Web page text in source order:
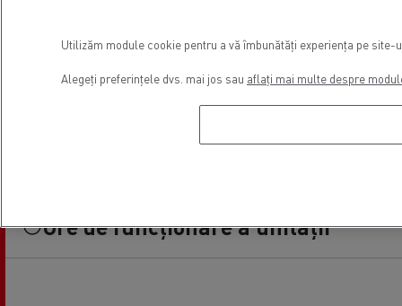
Ore de funcționare a unității
Utilizăm module cookie pentru a vă îmbunătăți experiența pe
Alegeți preferințele dvs. mai jos sau aflați mai multe despre